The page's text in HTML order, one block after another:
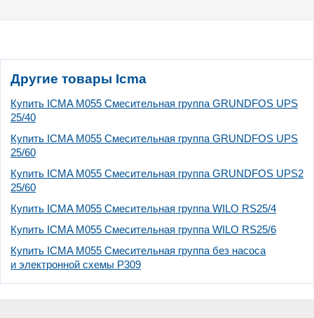
Другие товары Icma
Купить ICMA M055 Смесительная группа GRUNDFOS UPS
25/40
Купить ICMA M055 Смесительная группа GRUNDFOS UPS
25/60
Купить ICMA M055 Смесительная группа GRUNDFOS UPS2
25/60
Купить ICMA M055 Смесительная группа WILO RS25/4
Купить ICMA M055 Смесительная группа WILO RS25/6
Купить ICMA M055 Смесительная группа без насоса
и электронной схемы P309